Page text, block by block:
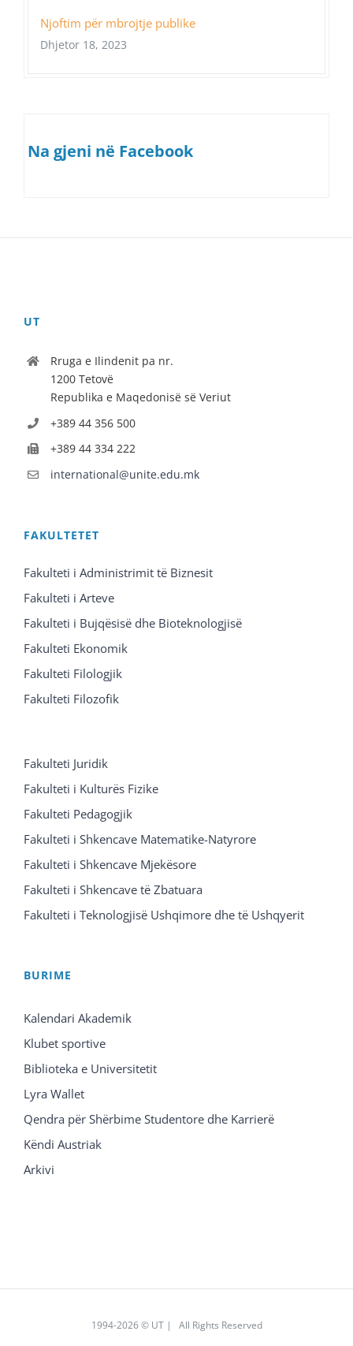
Njoftim për mbrojtje publike
Dhjetor 18, 2023
Na gjeni në Facebook
UT
Rruga e Ilindenit pa nr.
1200 Tetovë
Republika e Maqedonisë së Veriut
+389 44 356 500
+389 44 334 222
international@unite.edu.mk
FAKULTETET
Fakulteti i Administrimit të Biznesit
Fakulteti i Arteve
Fakulteti i Bujqësisë dhe Bioteknologjisë
Fakulteti Ekonomik
Fakulteti Filologjik
Fakulteti Filozofik
Fakulteti Juridik
Fakulteti i Kulturës Fizike
Fakulteti Pedagogjik
Fakulteti i Shkencave Matematike-Natyrore
Fakulteti i Shkencave Mjekësore
Fakulteti i Shkencave të Zbatuara
Fakulteti i Teknologjisë Ushqimore dhe të Ushqyerit
BURIME
Kalendari Akademik
Klubet sportive
Biblioteka e Universitetit
Lyra Wallet
Qendra për Shërbime Studentore dhe Karrierë
Këndi Austriak
Arkivi
1994-2026 © UT | All Rights Reserved